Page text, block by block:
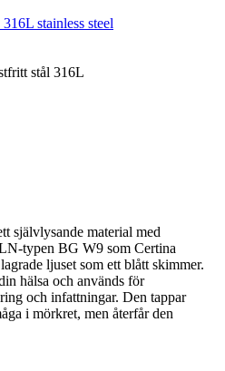
stål 316L
självlysande material med
typen BG W9 som Certina
ljuset som ett blått skimmer.
hälsa och används för
och infattningar. Den tappar
i mörkret, men återfår den